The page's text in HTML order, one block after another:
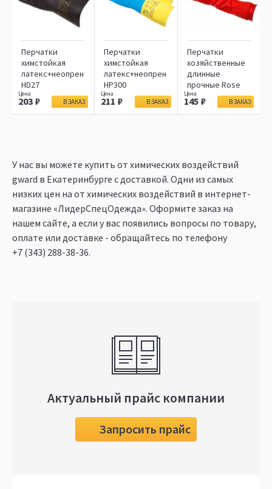
Перчатки
химстойкая
латекс+неопрен
HD27
203 В ЗАКАЗ
Перчатки
химстойкая
латекс+неопрен
HP300
211 В ЗАКАЗ
Перчатки
хозяйственные
длинные
прочные Rose
145 В ЗАКАЗ
У нас вы можете купить от химических воздействий
gward в Екатеринбурге c доставкой. Одни из самых
низких цен на от химических воздействий в интернет-
магазине «ЛидерСпецОдежда». Оформите заказ на
нашем сайте, а если у вас появились вопросы по товару,
оплате или доставке - обращайтесь по телефону
+7 (343) 288-38-36.
Актуальный прайс компании
Запросить прайс